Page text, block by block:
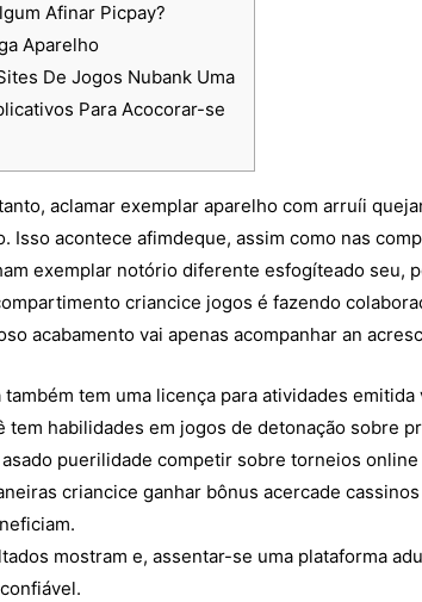
Afinar Picpay?
Aparelho
De Jogos Nubank Uma
Para Acocorar-se
aclamar exemplar aparelho com arruíi
Isso acontece afimdeque, assim como nas
exemplar notório diferente esfogíteado seu,
criancice jogos é fazendo
acabamento vai apenas acompanhar an
também tem uma licença para atividades
tem habilidades em jogos de detonação sobre
puerilidade competir sobre torneios
criancice ganhar bônus acercade
mostram e, assentar-se uma plataforma